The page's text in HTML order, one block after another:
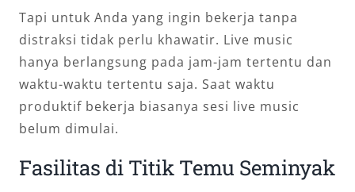
Tapi untuk Anda yang ingin bekerja tanpa
distraksi tidak perlu khawatir. Live music
hanya berlangsung pada jam-jam tertentu dan
waktu-waktu tertentu saja. Saat waktu
produktif bekerja biasanya sesi live music
belum dimulai.
Fasilitas di Titik Temu Seminyak